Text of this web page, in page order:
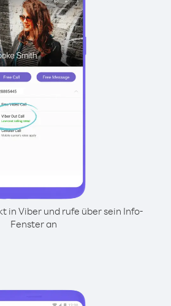
in Viber und rufe über sein Info-
Fenster an